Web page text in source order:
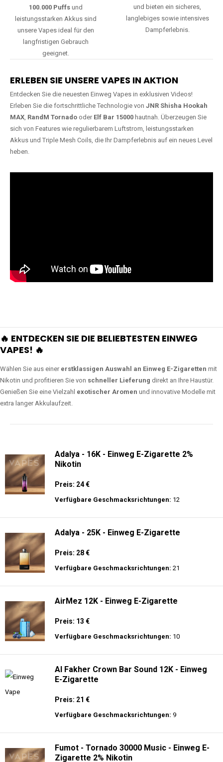
100.000 Puffsund
leistungsstarken Akkus sind
unsere Vapes ideal für den
langfristigen Gebrauch
geeignet.
und bieten ein sicheres,
langlebiges sowie intensives
Dampferlebnis.
ERLEBEN SIE UNSERE VAPES IN AKTION
Entdecken Sie die neuesten Einweg Vapes in exklusiven Videos!
Erleben Sie die fortschrittliche Technologie von JNR Shisha Hookah
MAX, RandM Tornado oder Elf Bar 15000 hautnah. Überzeugen Sie
sich von Features wie regulierbarem Luftstrom, leistungsstarken
Akkus und Triple Mesh Coils, die Ihr Dampferlebnis auf ein neues Level
heben.
🔥 ENTDECKEN SIE DIE BELIEBTESTEN EINWEG
VAPES! 🔥
Wählen Sie aus einer erstklassigen Auswahl an Einweg E-Zigaretten mit
Nikotin und profitieren Sie von schneller Lieferung direkt an Ihre Haustür.
Genießen Sie eine Vielzahl exotischer Aromen und innovative Modelle mit
extra langer Akkulaufzeit.
Adalya - 16K - Einweg E-Zigarette 2%
Nikotin
Preis: 24 €
Verfügbare Geschmacksrichtungen: 12
Adalya - 25K - Einweg E-Zigarette
Preis: 28 €
Verfügbare Geschmacksrichtungen: 21
AirMez 12K - Einweg E-Zigarette
Preis: 13 €
Verfügbare Geschmacksrichtungen: 10
Al Fakher Crown Bar Sound 12K - Einweg
E-Zigarette
Preis: 21 €
Verfügbare Geschmacksrichtungen: 9
Fumot - Tornado 30000 Music - Einweg E-
Zigarette 2% Nikotin